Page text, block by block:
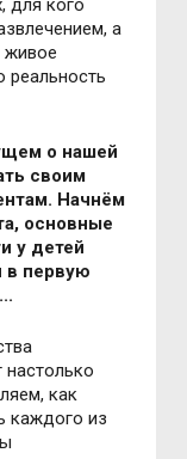
для кого
а
живое
реальность
о нашей
своим
Начнём
основные
у детей
в первую
как
каждого из